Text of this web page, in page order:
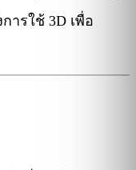
ารใช้ 3D เพื่อ